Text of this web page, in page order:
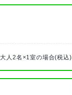
大人2名×1室の場合(税込)